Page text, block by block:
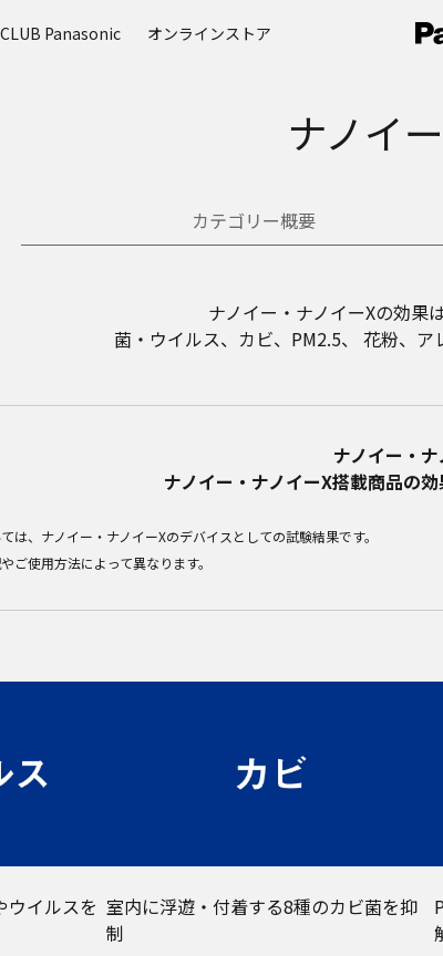
CLUB Panasonic オンラインストア
ナノイ
カテゴリー概要
ナノイー・ナノイーXの効果は
菌・ウイルス、カビ、PM2.5、 花粉、ア
ナノイー・ナ
ナノイー・ナノイーX搭載商品の
、ナノイー・ナノイーXのデバイスとしての試験結果です。
使用方法によって異なります。
ウイルスを 室内に浮遊・付着する8種のカビ菌を抑
制